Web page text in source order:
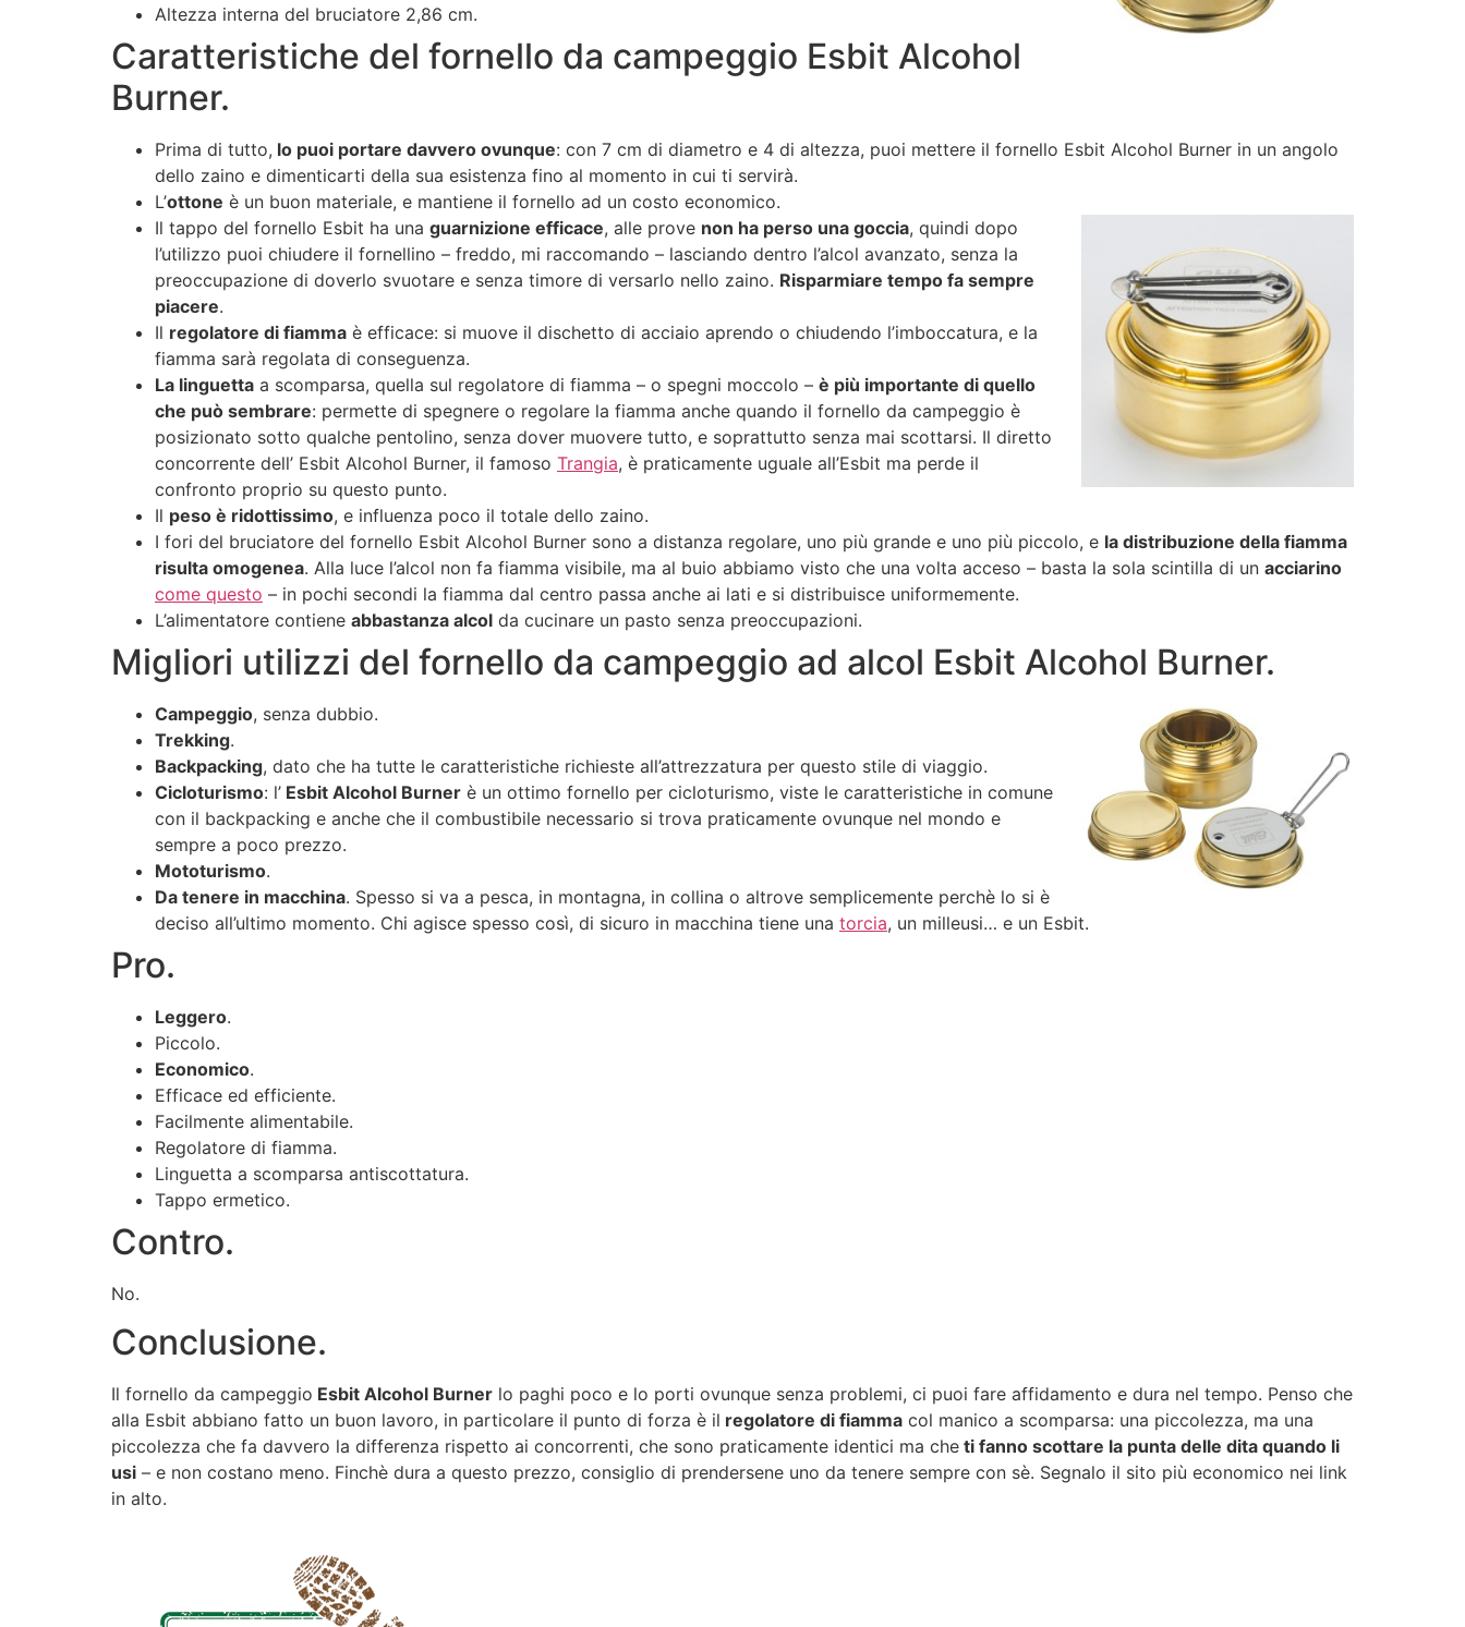
Altezza interna del bruciatore 2,86 cm.
Caratteristiche del fornello da campeggio Esbit Alcohol
Burner.
Prima di tutto, lo puoi portare davvero ovunque: con 7 cm di diametro e 4 di altezza, puoi mettere il fornello Esbit Alcohol Burner in un angolo
dello zaino e dimenticarti della sua esistenza fino al momento in cui ti servirà.
L’ottone è un buon materiale, e mantiene il fornello ad un costo economico.
Il tappo del fornello Esbit ha una guarnizione efficace, alle prove non ha perso una goccia, quindi dopo
l’utilizzo puoi chiudere il fornellino – freddo, mi raccomando – lasciando dentro l’alcol avanzato, senza la
preoccupazione di doverlo svuotare e senza timore di versarlo nello zaino. Risparmiare tempo fa sempre
piacere.
Il regolatore di fiamma è efficace: si muove il dischetto di acciaio aprendo o chiudendo l’imboccatura, e la
fiamma sarà regolata di conseguenza.
La linguetta a scomparsa, quella sul regolatore di fiamma – o spegni moccolo – è più importante di quello
che può sembrare: permette di spegnere o regolare la fiamma anche quando il fornello da campeggio è
posizionato sotto qualche pentolino, senza dover muovere tutto, e soprattutto senza mai scottarsi. Il diretto
concorrente dell’ Esbit Alcohol Burner, il famoso Trangia, è praticamente uguale all’Esbit ma perde il
confronto proprio su questo punto.
Il peso è ridottissimo, e influenza poco il totale dello zaino.
I fori del bruciatore del fornello Esbit Alcohol Burner sono a distanza regolare, uno più grande e uno più piccolo, e la distribuzione della fiamma
risulta omogenea. Alla luce l’alcol non fa fiamma visibile, ma al buio abbiamo visto che una volta acceso – basta la sola scintilla di un acciarino
come questo – in pochi secondi la fiamma dal centro passa anche ai lati e si distribuisce uniformemente.
L’alimentatore contiene abbastanza alcol da cucinare un pasto senza preoccupazioni.
Migliori utilizzi del fornello da campeggio ad alcol Esbit Alcohol Burner.
Campeggio, senza dubbio.
Trekking.
Backpacking, dato che ha tutte le caratteristiche richieste all’attrezzatura per questo stile di viaggio.
Cicloturismo: l’ Esbit Alcohol Burner è un ottimo fornello per cicloturismo, viste le caratteristiche in comune
con il backpacking e anche che il combustibile necessario si trova praticamente ovunque nel mondo e
sempre a poco prezzo.
Mototurismo.
Da tenere in macchina. Spesso si va a pesca, in montagna, in collina o altrove semplicemente perchè lo si è
deciso all’ultimo momento. Chi agisce spesso così, di sicuro in macchina tiene una torcia, un milleusi… e un Esbit.
Pro.
Leggero.
Piccolo.
Economico.
Efficace ed efficiente.
Facilmente alimentabile.
Regolatore di fiamma.
Linguetta a scomparsa antiscottatura.
Tappo ermetico.
Contro.
No.
Conclusione.
Il fornello da campeggio Esbit Alcohol Burner lo paghi poco e lo porti ovunque senza problemi, ci puoi fare affidamento e dura nel tempo. Penso che
alla Esbit abbiano fatto un buon lavoro, in particolare il punto di forza è il regolatore di fiamma col manico a scomparsa: una piccolezza, ma una
piccolezza che fa davvero la differenza rispetto ai concorrenti, che sono praticamente identici ma che ti fanno scottare la punta delle dita quando li
usi – e non costano meno. Finchè dura a questo prezzo, consiglio di prendersene uno da tenere sempre con sè. Segnalo il sito più economico nei link
in alto.